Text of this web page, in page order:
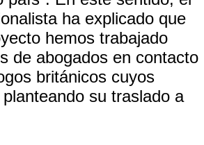
ha explicado que
hemos trabajado
de abogados en contacto
británicos cuyos
su traslado a